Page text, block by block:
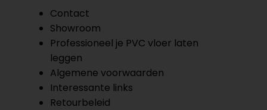
Contact
Showroom
Professioneel je PVC vloer laten
leggen
Algemene voorwaarden
Interessante links
Retourbeleid